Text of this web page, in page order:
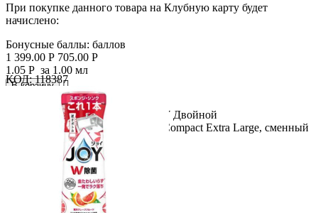
При покупке данного товара на Клубную карту будет
начислено:
Бонусные баллы: баллов
1 399.00 Р 705.00 Р
1.05 Р за 1.00 мл
В корзину

Название продукта: P&G Joy JOY Двойной
дезинфицирующий раствор Joy Compact Extra Large, сменный
блок 670 мл....
КОД: 118387